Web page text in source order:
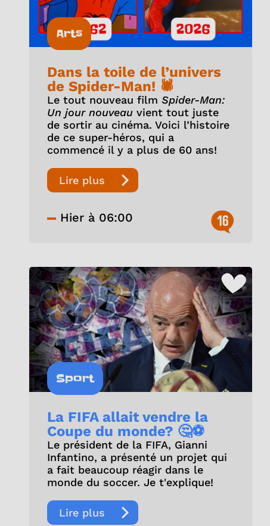
Arts
Dans la toile de l’univers
de Spider-Man! 🕷️
Le tout nouveau film Spider-Man:
Un jour nouveauvient tout juste
de sortir au cinéma. Voici l’histoire
de ce super-héros, qui a
commencé il y a plus de 60 ans!
Lire plus
Hier à 06:00 16
Sport
La FIFA allait vendre la
Coupe du monde? 🤔⚽
Le président de la FIFA, Gianni
Infantino, a présenté un projet qui
a fait beaucoup réagir dans le
monde du soccer. Je t'explique!
Lire plus